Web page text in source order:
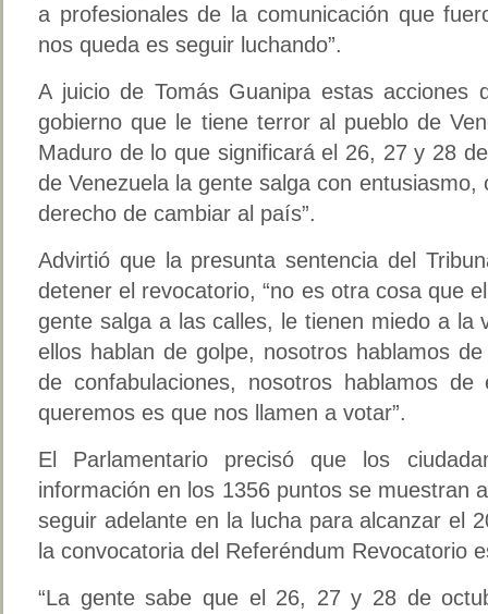
a profesionales de la comunicación que
nos queda es seguir luchando”.
A juicio de Tomás Guanipa estas acciones
gobierno que le tiene terror al pueblo de
Maduro de lo que significará el 26, 27 y 28
de Venezuela la gente salga con
derecho de cambiar al país”.
Advirtió que la presunta sentencia del
detener el revocatorio, “no es otra cosa que
gente salga a las calles, le tienen miedo a la
ellos hablan de golpe, nosotros hablamos
de confabulaciones, nosotros hablamos
queremos es que nos llamen a votar”.
El Parlamentario precisó que los
información en los 1356 puntos se muestran
seguir adelante en la lucha para alcanzar el
la convocatoria del Referéndum Revocatorio
“La gente sabe que el 26, 27 y 28 de